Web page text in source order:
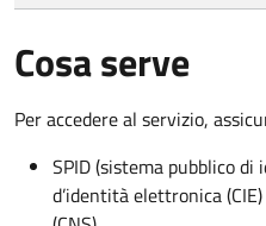
Cosa serve
Per accedere al servizio,
SPID (sistema pubblico
d’identità elettronica